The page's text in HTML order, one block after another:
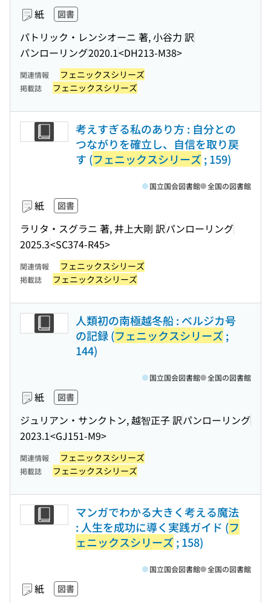
紙 図書
パトリック・レンシオーニ 著, 小谷力 訳
パンローリング2020.1<DH213-M38>
関連情報 フェニックスシリーズ
掲載誌 フェニックスシリーズ
考えすぎる私のあり方 : 自分との
つながりを確立し、自信を取り戻
す (フェニックスシリーズ ; 159)
紙 図書
ラリタ・スグラニ 著, 井上大剛 訳パンローリング
2025.3<SC374-R45>
国立国会図書館 全国の図書館
関連情報 フェニックスシリーズ
掲載誌 フェニックスシリーズ
人類初の南極越冬船 : ベルジカ号
の記録 (フェニックスシリーズ ;
144)
紙 図書
ジュリアン・サンクトン, 越智正子 訳パンローリング
2023.1<GJ151-M9>
国立国会図書館 全国の図書館
関連情報 フェニックスシリーズ
掲載誌 フェニックスシリーズ
マンガでわかる大きく考える魔法
: 人生を成功に導く実践ガイド (フ
ェニックスシリーズ ; 158)
紙 図書
国立国会図書館 全国の図書館